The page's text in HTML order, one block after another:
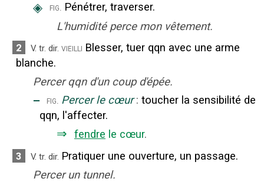
◈ fig. Pénétrer, traverser.
L'humidité perce mon vêtement.
2 V. tr. dir. vieilli Blesser, tuer qqn avec une arme
blanche.
Percer qqn d'un coup d'épée.
‒ fig. Percer le cœur : toucher la sensibilité de
qqn, l'affecter.
⇒ fendre le cœur.
3 V. tr. dir. Pratiquer une ouverture, un passage.
Percer un tunnel.